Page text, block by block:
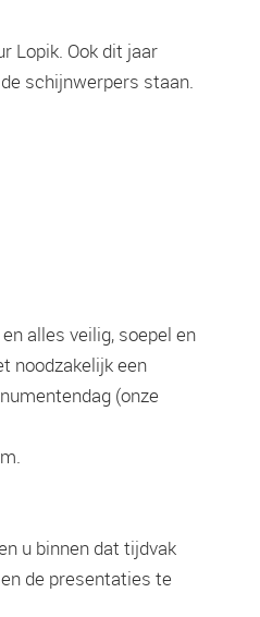
Lopik. Ook dit jaar
schijnwerpers staan.
alles veilig, soepel en
noodzakelijk een
(onze
u binnen dat tijdvak
de presentaties te